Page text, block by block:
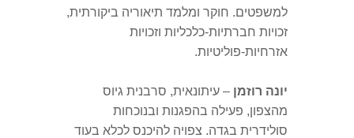
למשפטים. חוקר ומלמד תיאוריה ביקורתית,
זכויות חברתיות-כלכליות וזכויות
אזרחיות-פוליטיות.
יונה רוזמן– עיתונאית, סרבנית גיוס
מהצפון, פעילה בהפגנות ובנוכחות
סולידרית בגדה. צפויה להיכנס לכלא בעוד